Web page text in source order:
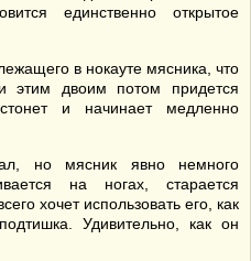
единственно открытое
в нокауте мясника, что
этим двоим потом придется
и начинает медленно
но мясник явно немного
на ногах, старается
хочет использовать его, как
Удивительно, как он